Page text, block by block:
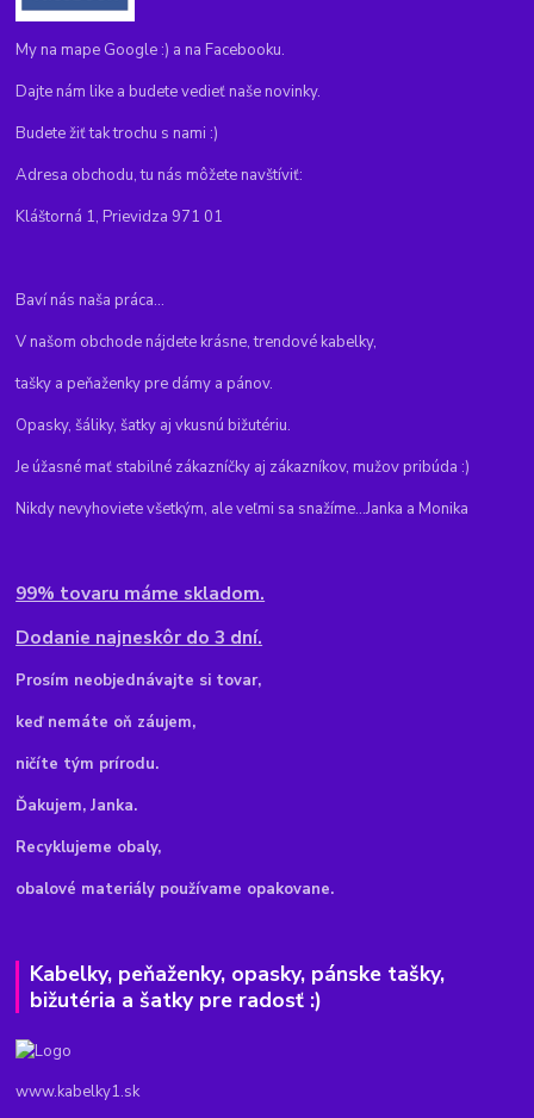
My na mape Google :) a na Facebooku.
Dajte nám like a budete vedieť naše novinky.
Budete žiť tak trochu s nami :)
Adresa obchodu, tu nás môžete navštíviť:
Kláštorná 1, Prievidza 971 01
Baví nás naša práca...
V našom obchode nájdete krásne, trendové kabelky,
tašky a peňaženky pre dámy a pánov.
Opasky, šáliky, šatky aj vkusnú bižutériu.
Je úžasné mať stabilné zákazníčky aj zákazníkov, mužov pribúda :)
Nikdy nevyhoviete všetkým, ale veľmi sa snažíme...Janka a Monika
99% tovaru máme skladom.
Dodanie najneskôr do 3 dní.
Prosím neobjednávajte si tovar,
keď nemáte oň záujem,
ničíte tým prírodu.
Ďakujem, Janka.
Recyklujeme obaly,
obalové materiály používame opakovane.
Kabelky, peňaženky, opasky, pánske tašky,
bižutéria a šatky pre radosť :)
www.kabelky1.sk